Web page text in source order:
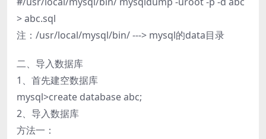
> abc.sql
注：/usr/local/mysql/bin/ ---> mysql的data目录
二、导入数据库
1、首先建空数据库
mysql>create database abc;
2、导入数据库
方法一：